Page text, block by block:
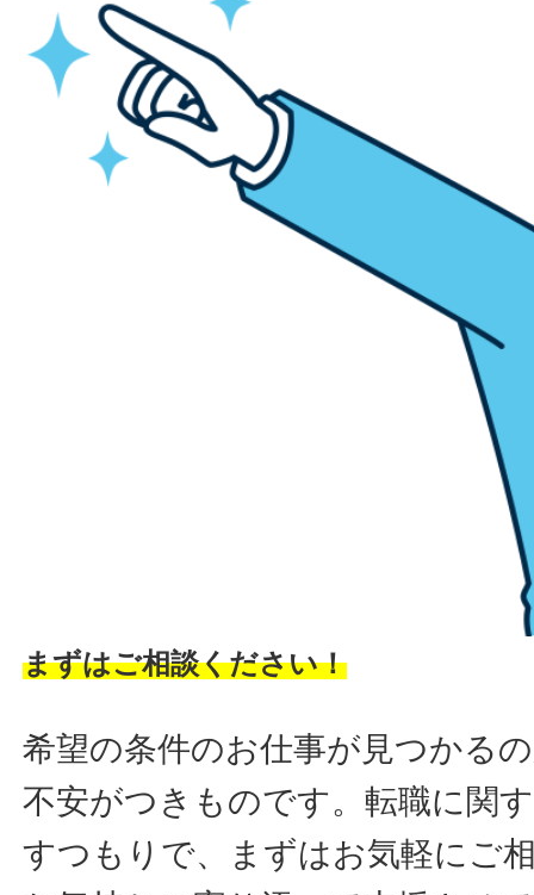
まずはご相談ください！
希望の条件のお仕事が見つかる
不安がつきものです。転職に関
すつもりで、まずはお気軽にご